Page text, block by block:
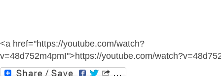
<a href="https://youtube.com/watch?
v=48d752m4pmI">https://youtube.com/